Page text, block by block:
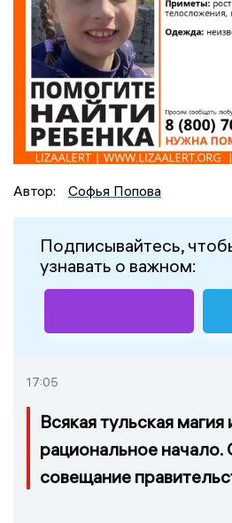
Автор: Софья Попова
Подписывайтесь,
узнавать о важном:
17:05
Всякая тульская магия
рациональное начало.
совещание